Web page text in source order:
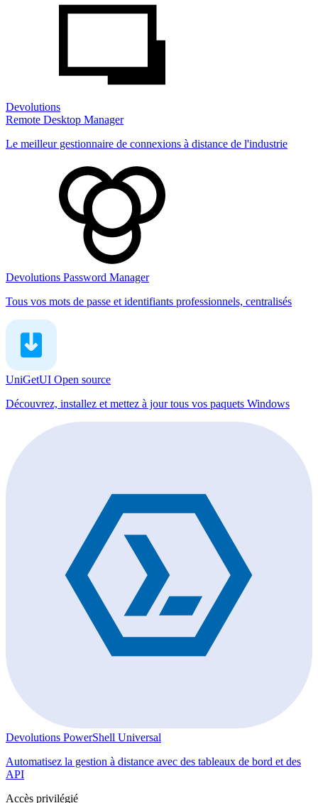
Devolutions
Remote Desktop Manager
Le meilleur gestionnaire de connexions à distance de l'industrie
Devolutions Password Manager
Tous vos mots de passe et identifiants professionnels, centralisés
UniGetUI Open source
Découvrez, installez et mettez à jour tous vos paquets Windows
Devolutions PowerShell Universal
Automatisez la gestion à distance avec des tableaux de bord et des
API
Accès privilégié